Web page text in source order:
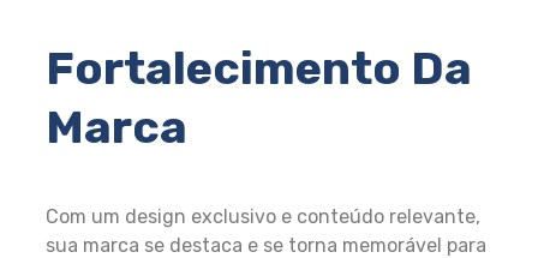
Fortalecimento Da
Marca
Com um design exclusivo e conteúdo relevante,
sua marca se destaca e se torna memorável para